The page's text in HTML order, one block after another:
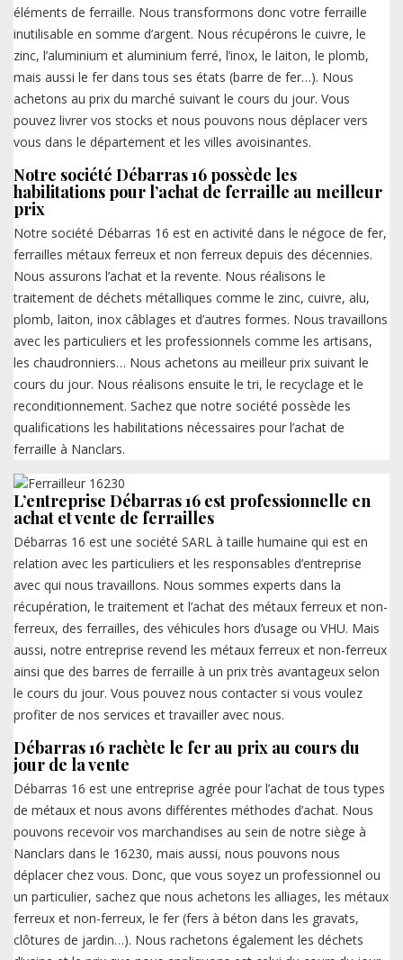
éléments de ferraille. Nous transformons donc votre ferraille
inutilisable en somme d’argent. Nous récupérons le cuivre, le
zinc, l’aluminium et aluminium ferré, l’inox, le laiton, le plomb,
mais aussi le fer dans tous ses états (barre de fer…). Nous
achetons au prix du marché suivant le cours du jour. Vous
pouvez livrer vos stocks et nous pouvons nous déplacer vers
vous dans le département et les villes avoisinantes.
Notre société Débarras 16 possède les
habilitations pour l’achat de ferraille au meilleur
prix
Notre société Débarras 16 est en activité dans le négoce de fer,
ferrailles métaux ferreux et non ferreux depuis des décennies.
Nous assurons l’achat et la revente. Nous réalisons le
traitement de déchets métalliques comme le zinc, cuivre, alu,
plomb, laiton, inox câblages et d’autres formes. Nous travaillons
avec les particuliers et les professionnels comme les artisans,
les chaudronniers… Nous achetons au meilleur prix suivant le
cours du jour. Nous réalisons ensuite le tri, le recyclage et le
reconditionnement. Sachez que notre société possède les
qualifications les habilitations nécessaires pour l’achat de
ferraille à Nanclars.
L’entreprise Débarras 16 est professionnelle en
achat et vente de ferrailles
Débarras 16 est une société SARL à taille humaine qui est en
relation avec les particuliers et les responsables d’entreprise
avec qui nous travaillons. Nous sommes experts dans la
récupération, le traitement et l’achat des métaux ferreux et non-
ferreux, des ferrailles, des véhicules hors d’usage ou VHU. Mais
aussi, notre entreprise revend les métaux ferreux et non-ferreux
ainsi que des barres de ferraille à un prix très avantageux selon
le cours du jour. Vous pouvez nous contacter si vous voulez
profiter de nos services et travailler avec nous.
Débarras 16 rachète le fer au prix au cours du
jour de la vente
Débarras 16 est une entreprise agrée pour l’achat de tous types
de métaux et nous avons différentes méthodes d’achat. Nous
pouvons recevoir vos marchandises au sein de notre siège à
Nanclars dans le 16230, mais aussi, nous pouvons nous
déplacer chez vous. Donc, que vous soyez un professionnel ou
un particulier, sachez que nous achetons les alliages, les métaux
ferreux et non-ferreux, le fer (fers à béton dans les gravats,
clôtures de jardin…). Nous rachetons également les déchets